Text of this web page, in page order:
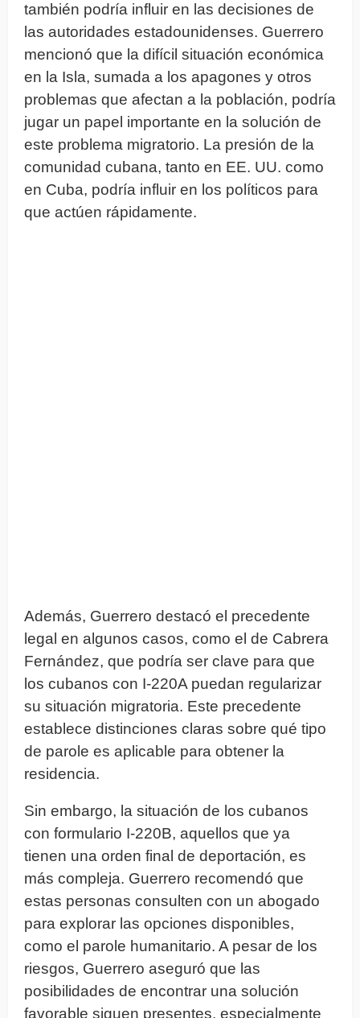
también podría influir en las decisiones de
las autoridades estadounidenses. Guerrero
mencionó que la difícil situación económica
en la Isla, sumada a los apagones y otros
problemas que afectan a la población, podría
jugar un papel importante en la solución de
este problema migratorio. La presión de la
comunidad cubana, tanto en EE. UU. como
en Cuba, podría influir en los políticos para
que actúen rápidamente.
Además, Guerrero destacó el precedente
legal en algunos casos, como el de Cabrera
Fernández, que podría ser clave para que
los cubanos con I-220A puedan regularizar
su situación migratoria. Este precedente
establece distinciones claras sobre qué tipo
de parole es aplicable para obtener la
residencia.
Sin embargo, la situación de los cubanos
con formulario I-220B, aquellos que ya
tienen una orden final de deportación, es
más compleja. Guerrero recomendó que
estas personas consulten con un abogado
para explorar las opciones disponibles,
como el parole humanitario. A pesar de los
riesgos, Guerrero aseguró que las
posibilidades de encontrar una solución
favorable siguen presentes, especialmente